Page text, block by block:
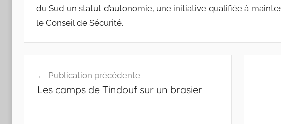
du Sud un statut d’autonomie, une initiative qualifiée à
le Conseil de Sécurité.
de
Publication précédente
Les camps de Tindouf sur un brasier